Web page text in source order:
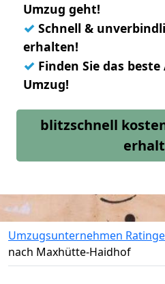
Umzug geht!
✓ Schnell &
erhalten!
✓ Finden Sie das
Umzug!
blitzschnell
Umzugsunternehmen
nach Maxhütte-Haidhof